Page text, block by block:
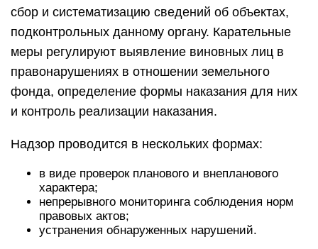
сбор и систематизацию сведений об объектах,
подконтрольных данному органу. Карательные
меры регулируют выявление виновных лиц в
правонарушениях в отношении земельного
фонда, определение формы наказания для них
и контроль реализации наказания.
Надзор проводится в нескольких формах:
в виде проверок планового и внепланового
характера;
непрерывного мониторинга соблюдения норм
правовых актов;
устранения обнаруженных нарушений.